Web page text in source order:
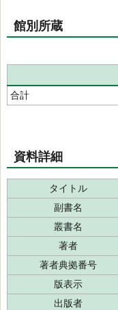
館別所蔵
合計
資料詳細
タイトル
副書名
叢書名
著者
著者典拠番号
版表示
出版者